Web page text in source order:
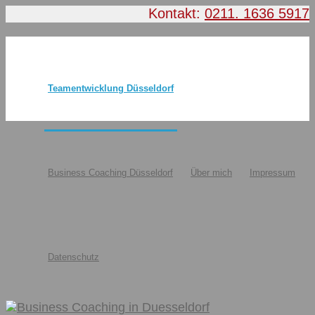
Kontakt: 0211. 1636 5917
Teamentwicklung Düsseldorf
Business Coaching Düsseldorf Über mich Impressum
Datenschutz